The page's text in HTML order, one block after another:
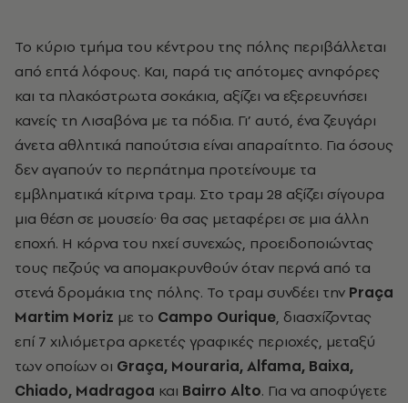
Το κύριο τμήμα του κέντρου της πόλης περιβάλλεται
από επτά λόφους. Και, παρά τις απότομες ανηφόρες
και τα πλακόστρωτα σοκάκια, αξίζει να εξερευνήσει
κανείς τη Λισαβόνα με τα πόδια. Γι’ αυτό, ένα ζευγάρι
άνετα αθλητικά παπούτσια είναι απαραίτητο. Για όσους
δεν αγαπούν το περπάτημα προτείνουμε τα
εμβληματικά κίτρινα τραμ. Στο τραμ 28 αξίζει σίγουρα
μια θέση σε μουσείο· θα σας μεταφέρει σε μια άλλη
εποχή. Η κόρνα του ηχεί συνεχώς, προειδοποιώντας
τους πεζούς να απομακρυνθούν όταν περνά από τα
στενά δρομάκια της πόλης. Το τραμ συνδέει την Praça
Martim Moriz με το Campo Ourique, διασχίζοντας
επί 7 χιλιόμετρα αρκετές γραφικές περιοχές, μεταξύ
των οποίων οι Graça, Mouraria, Alfama, Baixa,
Chiado, Madragoa και Bairro Alto. Για να αποφύγετε